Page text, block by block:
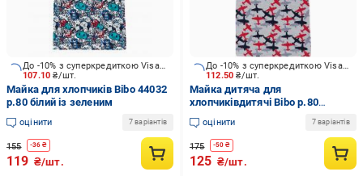
107.10₴/шт.
До -10% з суперкредиткою Visa Вигода
Майка для хлопчиків Bibo 44032
р.80 білий із зеленим
оцінити 7 варіантів
155 -36 ₴
119 ₴/шт.
112.50₴/шт.
До -10% з суперкредиткою Visa Вигода
Майка дитяча для
хлопчиківдитячі Bibo р.80
різнокольоровий 44034
оцінити 7 варіантів
175 -50 ₴
125 ₴/шт.